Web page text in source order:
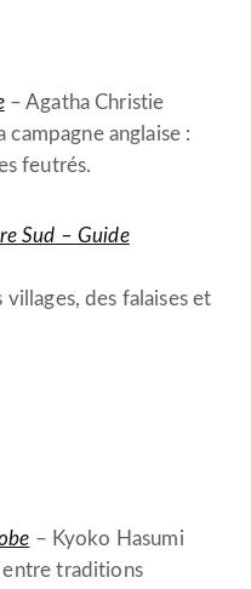
– Agatha Christie
anglaise :
feutrés.
Sud – Guide
villages, des falaises et
– Kyoko Hasumi
traditions